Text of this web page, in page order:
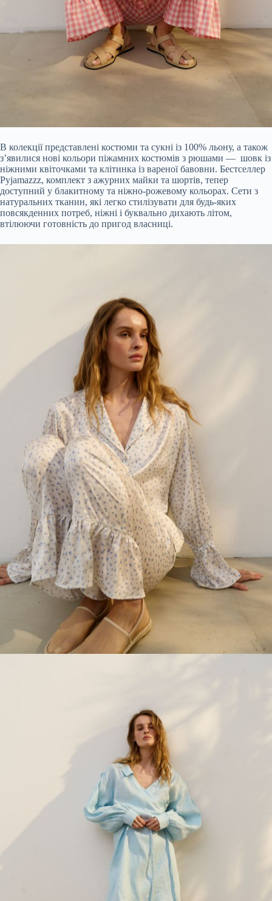
В колекції представлені костюми та сукні із 100% льону, а також
з’явилися нові кольори піжамних костюмів з рюшами — шовк із
ніжними квіточками та клітинка із вареної бавовни. Бестселлер
Pyjamazzz, комплект з ажурних майки та шортів, тепер
доступний у блакитному та ніжно-рожевому кольорах. Сети з
натуральних тканин, які легко стилізувати для будь-яких
повсякденних потреб, ніжні і буквально дихають літом,
втілюючи готовність до пригод власниці.